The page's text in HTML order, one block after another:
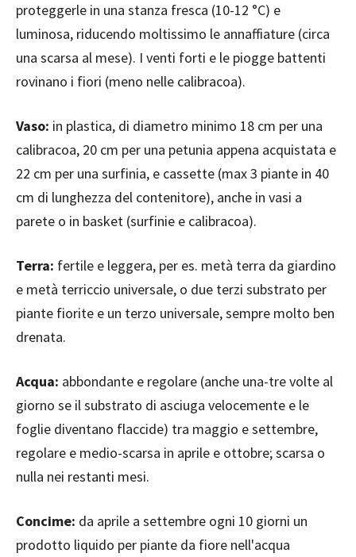
proteggerle in una stanza fresca (10-12 °C) e
luminosa, riducendo moltissimo le annaffiature (circa
una scarsa al mese). I venti forti e le piogge battenti
rovinano i fiori (meno nelle calibracoa).
Vaso: in plastica, di diametro minimo 18 cm per una
calibracoa, 20 cm per una petunia appena acquistata e
22 cm per una surfinia, e cassette (max 3 piante in 40
cm di lunghezza del contenitore), anche in vasi a
parete o in basket (surfinie e calibracoa).
Terra: fertile e leggera, per es. metà terra da giardino
e metà terriccio universale, o due terzi substrato per
piante fiorite e un terzo universale, sempre molto ben
drenata.
Acqua: abbondante e regolare (anche una-tre volte al
giorno se il substrato di asciuga velocemente e le
foglie diventano flaccide) tra maggio e settembre,
regolare e medio-scarsa in aprile e ottobre; scarsa o
nulla nei restanti mesi.
Concime: da aprile a settembre ogni 10 giorni un
prodotto liquido per piante da fiore nell'acqua